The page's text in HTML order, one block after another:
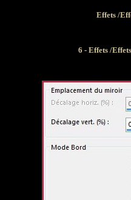
Effets /
6 - Effets /